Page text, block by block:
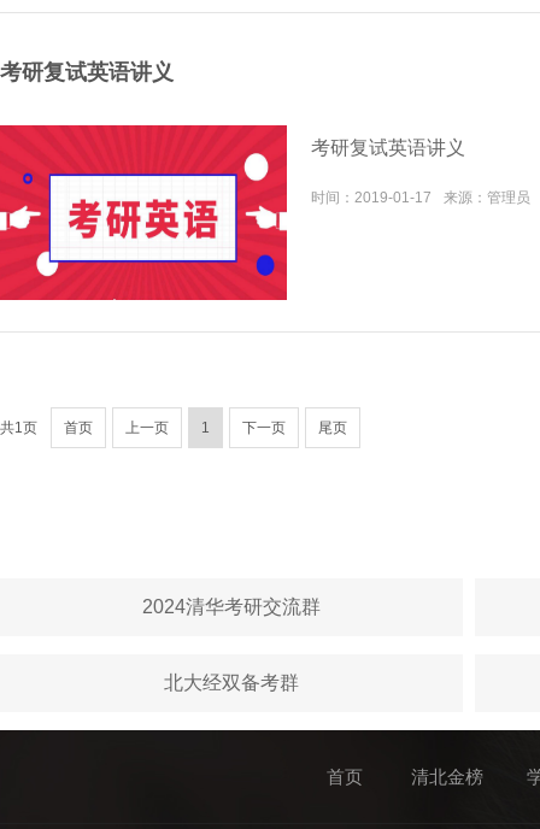
考研复试英语讲义
考研复试英语讲义
时间： 2019-01-17 来源： 管理员
首页 上一页 1 下一页 尾页
共1页
2024清华考研交流群
北大经双备考群
首页 清北金榜